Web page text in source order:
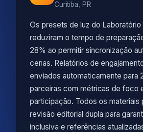
Curitiba, PR
Os presets de luz do Laboratório
reduziram o tempo de
28% ao permitir sincronização
cenas. Relatórios de
enviados automaticamente para
parceiras com métricas de foco
participação. Todos os materiais
revisão editorial dupla para
inclusiva e referências